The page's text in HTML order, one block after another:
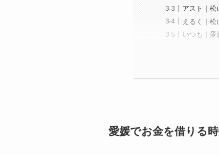
アスト｜松
えるく｜
いつも｜愛
愛媛でお金を借りる